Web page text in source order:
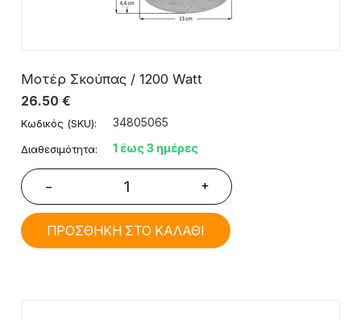
Μοτέρ Σκούπας / 1200 Watt
26.50 €
Κωδικός (SKU): 34805065
Διαθεσιμότητα: 1 έως 3 ημέρες
− +
ΠΡΟΣΘΗΚΗ ΣΤΟ ΚΑΛΑΘΙ